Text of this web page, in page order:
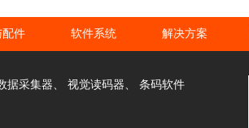
配件 软件系统 解决方案
据采集器、 视觉读码器、
条码软件